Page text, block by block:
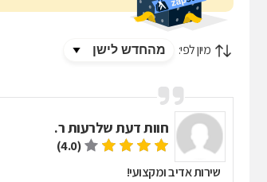
מיון לפי:
חוות דעת שלרעות ר.
(4.0)
שירות אדיב ומקצועי!